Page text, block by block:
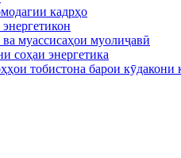
кадрҳо
муассисаҳои муолиҷавӣ
соҳаи энергетика
тобистона барои кӯдакони